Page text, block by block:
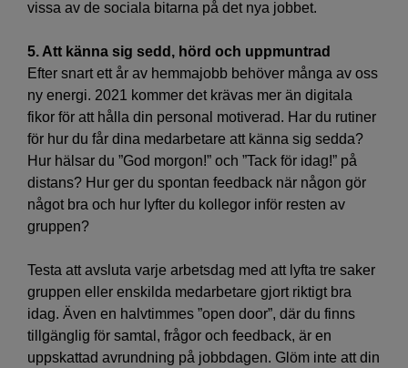
vissa av de sociala bitarna på det nya jobbet.
5. Att känna sig sedd, hörd och uppmuntrad
Efter snart ett år av hemmajobb behöver många av oss
ny energi. 2021 kommer det krävas mer än digitala
fikor för att hålla din personal motiverad. Har du rutiner
för hur du får dina medarbetare att känna sig sedda?
Hur hälsar du ”God morgon!” och ”Tack för idag!” på
distans? Hur ger du spontan feedback när någon gör
något bra och hur lyfter du kollegor inför resten av
gruppen?
Testa att avsluta varje arbetsdag med att lyfta tre saker
gruppen eller enskilda medarbetare gjort riktigt bra
idag. Även en halvtimmes ”open door”, där du finns
tillgänglig för samtal, frågor och feedback, är en
uppskattad avrundning på jobbdagen. Glöm inte att din